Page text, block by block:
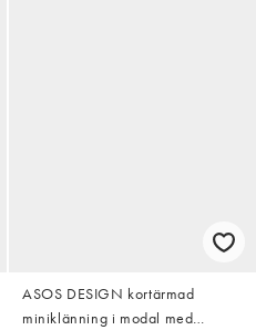
ASOS DESIGN kortärmad
miniklänning i modal med